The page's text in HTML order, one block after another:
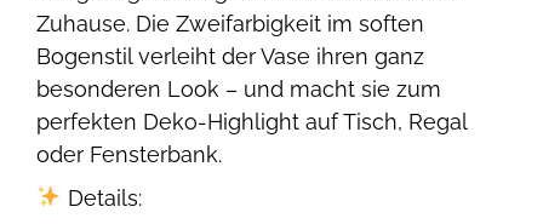
Zuhause. Die Zweifarbigkeit im soften
Bogenstil verleiht der Vase ihren ganz
besonderen Look – und macht sie zum
perfekten Deko-Highlight auf Tisch, Regal
oder Fensterbank.
Details: